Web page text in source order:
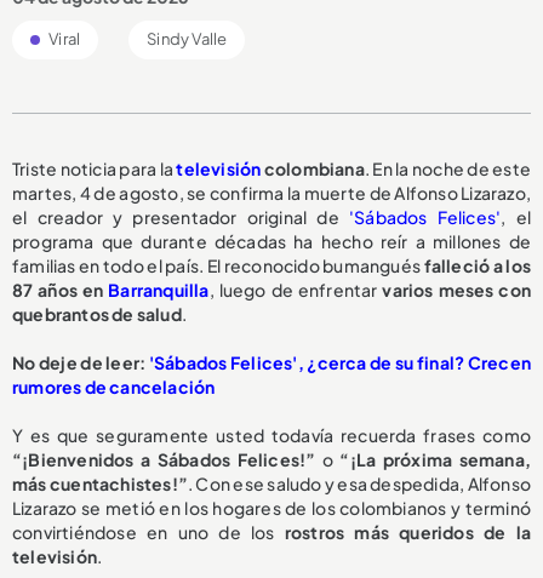
Viral Sindy Valle
Triste noticia para latelevisióncolombiana. En la noche de este
martes, 4 de agosto, se confirma la muerte de Alfonso Lizarazo,
el creador y presentador original de 'Sábados Felices', el
programa que durante décadas ha hecho reír a millones de
familias en todo el país. El reconocido bumanguésfalleció a los
87 años en Barranquilla, luego de enfrentarvarios meses con
quebrantos de salud.
No deje de leer: 'Sábados Felices', ¿cerca de su final? Crecen
rumores de cancelación
Y es que seguramente usted todavía recuerda frases como
“¡Bienvenidos a Sábados Felices!” o “¡La próxima semana,
más cuentachistes!”. Con ese saludo y esa despedida, Alfonso
Lizarazo se metió en los hogares de los colombianos y terminó
convirtiéndose en uno de los rostros más queridos de la
televisión.